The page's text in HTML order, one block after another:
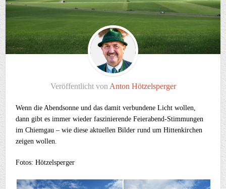
Veröffentlicht von Anton Hötzelsperger
Wenn die Abendsonne und das damit verbundene Licht wollen,
dann gibt es immer wieder faszinierende Feierabend-Stimmungen
im Chiemgau – wie diese aktuellen Bilder rund um Hittenkirchen
zeigen wollen.
Fotos: Hötzelsperger